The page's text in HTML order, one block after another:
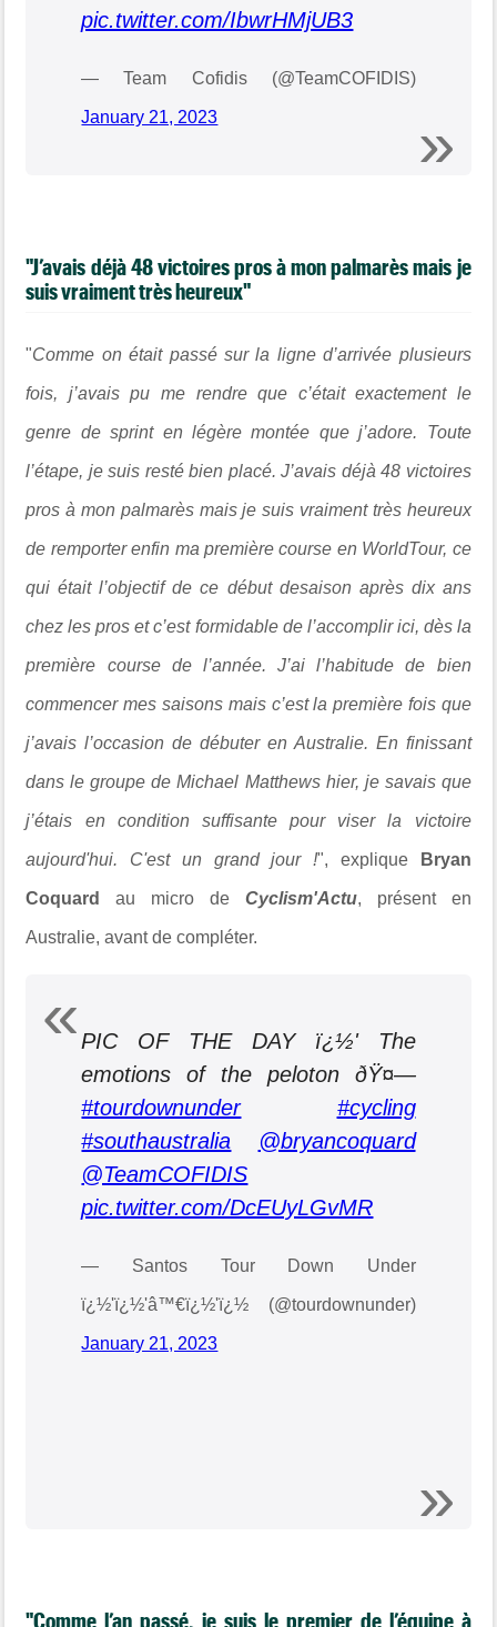
pic.twitter.com/IbwrHMjUB3
— Team Cofidis (@TeamCOFIDIS)
January 21, 2023
"J’avais déjà 48 victoires pros à mon palmarès mais je
suis vraiment très heureux"
"Comme on était passé sur la ligne d’arrivée plusieurs
fois, j’avais pu me rendre que c’était exactement le
genre de sprint en légère montée que j’adore. Toute
l’étape, je suis resté bien placé. J’avais déjà 48 victoires
pros à mon palmarès mais je suis vraiment très heureux
de remporter enfin ma première course en WorldTour, ce
qui était l’objectif de ce début desaison après dix ans
chez les pros et c’est formidable de l’accomplir ici, dès la
première course de l’année. J’ai l’habitude de bien
commencer mes saisons mais c’est la première fois que
j’avais l’occasion de débuter en Australie. En finissant
dans le groupe de Michael Matthews hier, je savais que
j’étais en condition suffisante pour viser la victoire
aujourd'hui. C'est un grand jour !", explique Bryan
Coquard au micro de Cyclism'Actu, présent en
Australie, avant de compléter.
PIC OF THE DAY ï¿½' The
emotions of the peloton ðŸ¤—
#tourdownunder
#cycling
#southaustralia
@bryancoquard
@TeamCOFIDIS
pic.twitter.com/DcEUyLGvMR
— Santos Tour Down Under
ï¿½'ï¿½'‍â™€ï¿½'ï¿½ (@tourdownunder)
January 21, 2023
"Comme l’an passé, je suis le premier de l’équipe à